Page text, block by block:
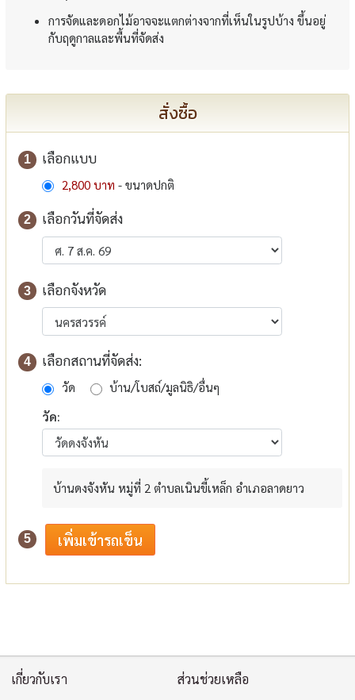
การจัดและดอกไม้อาจจะแตกต่างจากที่เห็นในรูปบ้าง ขึ้นอยู่
กับฤดูกาลและพื้นที่จัดส่ง
สั่งซื้อ
1 เลือกแบบ
2,800 บาท - ขนาดปกติ
2 เลือกวันที่จัดส่ง
3 เลือกจังหวัด
4 เลือกสถานที่จัดส่ง:
วัด
บ้าน/โบสถ์/มูลนิธิ/อื่นๆ
วัด:
บ้านดงจังหัน หมู่ที่ 2 ตำบลเนินขี้เหล็ก อำเภอลาดยาว
5
เกี่ยวกับเรา ส่วนช่วยเหลือ